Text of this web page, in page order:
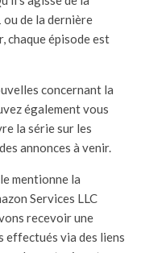
de la dernière
chaque épisode est
concernant la
également vous
la série sur les
annonces à venir.
mentionne la
Services LLC
recevoir une
effectués via des liens